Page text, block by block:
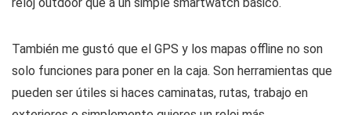
También me gustó que el GPS y los mapas offline no son
solo funciones para poner en la caja. Son herramientas que
pueden ser útiles si haces caminatas, rutas, trabajo en